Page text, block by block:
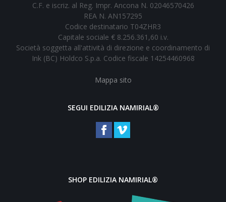
C.F. e iscriz. al Reg. Impr. Ancona N. 02046570426
REA N. AN157295
Codice destinatario T04ZHR3
Capitale sociale € 8.256.361,60 i.v.
Società soggetta all'attività di direzione e coordinamento di
Ink (BC) Holdco S.p.a. Codice fiscale 14254460968
Mappa sito
SEGUI EDILIZIA NAMIRIAL®
SHOP EDILIZIA NAMIRIAL®